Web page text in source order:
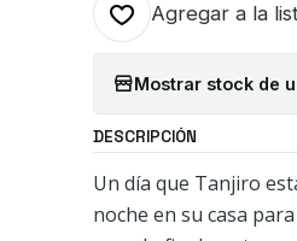
Agregar a la
Mostrar stock de
DESCRIPCIÓN
Un día que Tanjiro
noche en su casa